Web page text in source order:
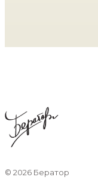
© 2026 Бератор